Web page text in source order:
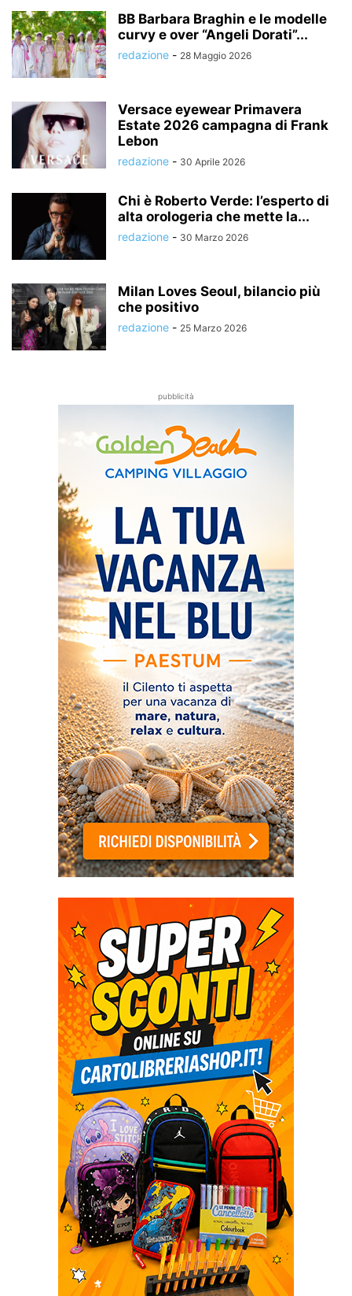
BB Barbara Braghin e le modelle
curvy e over “Angeli Dorati”...
redazione - 28 Maggio 2026
Versace eyewear Primavera
Estate 2026 campagna di Frank
Lebon
redazione - 30 Aprile 2026
Chi è Roberto Verde: l’esperto di
alta orologeria che mette la...
redazione - 30 Marzo 2026
Milan Loves Seoul, bilancio più
che positivo
redazione - 25 Marzo 2026
pubblicità